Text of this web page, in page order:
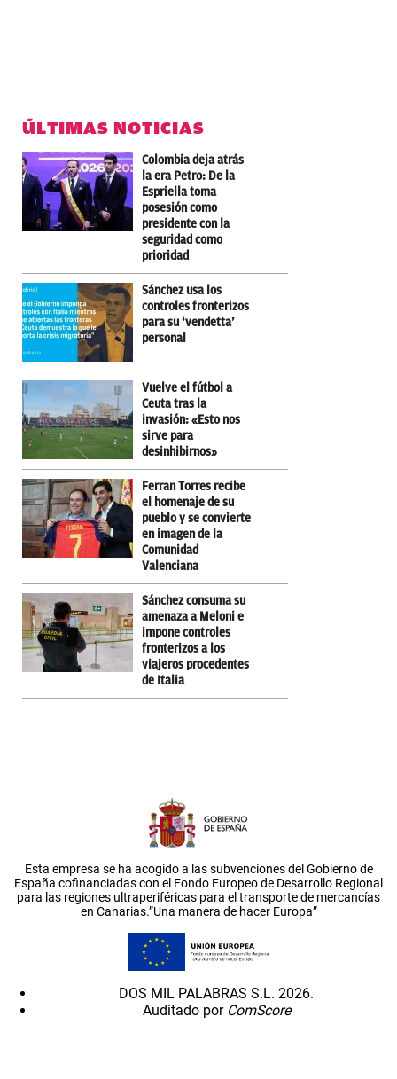
ÚLTIMAS NOTICIAS
Colombia deja atrás
la era Petro: De la
Espriella toma
posesión como
presidente con la
seguridad como
prioridad
Sánchez usa los
controles fronterizos
para su ‘vendetta’
personal
Vuelve el fútbol a
Ceuta tras la
invasión: «Esto nos
sirve para
desinhibirnos»
Ferran Torres recibe
el homenaje de su
pueblo y se convierte
en imagen de la
Comunidad
Valenciana
Sánchez consuma su
amenaza a Meloni e
impone controles
fronterizos a los
viajeros procedentes
de Italia
Esta empresa se ha acogido a las subvenciones del Gobierno de
España cofinanciadas con el Fondo Europeo de Desarrollo Regional
para las regiones ultraperiféricas para el transporte de mercancías
en Canarias.”Una manera de hacer Europa”
DOS MIL PALABRAS S.L. 2026.
Auditado por ComScore